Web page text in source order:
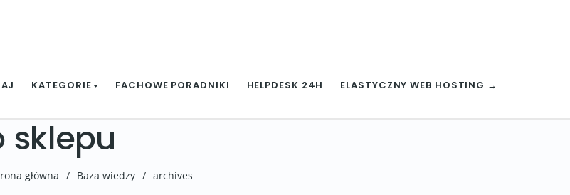
KATEGORIE FACHOWE PORADNIKI HELPDESK 24H ELASTYCZNY WEB HOSTING →
sklepu
główna / Baza wiedzy / archives